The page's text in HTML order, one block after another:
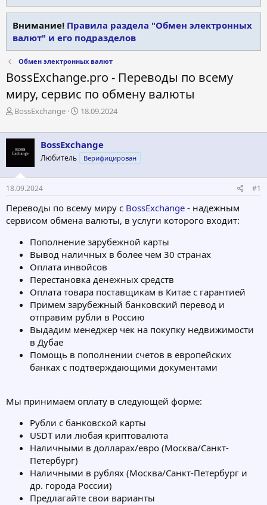
Внимание! Правила раздела "Обмен электронных
валют" и его подразделов
Обмен электронных валют
BossExchange.pro - Переводы по всему
миру, сервис по обмену валюты
А
т
р
е
м
ы
BossExchange
Д
т
а
н
а
ч
л
а
18.09.2024
BossExchange
Любитель Верифицирован
18.09.2024 #1
Переводы по всему миру с BossExchange - надежным
сервисом обмена валюты, в услуги которого входит:
Пополнение зарубежной карты
Вывод наличных в более чем 30 странах
Оплата инвойсов
Перестановка денежных средств
Оплата товара поставщикам в Китае с гарантией
Примем зарубежный банковский перевод и
отправим рубли в Россию
Выдадим менеджер чек на покупку недвижимости
в Дубае
Помощь в пополнении счетов в европейских
банках с подтверждающими документами
Мы принимаем оплату в следующей форме:
Рубли с банковской карты
USDT или любая криптовалюта
Наличными в долларах/евро (Москва/Санкт-
Петербург)
Наличными в рублях (Москва/Санкт-Петербург и
др. города России)
Предлагайте свои варианты